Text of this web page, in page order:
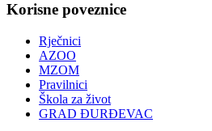
Korisne poveznice
Rječnici
AZOO
MZOM
Pravilnici
Škola za život
GRAD ĐURĐEVAC